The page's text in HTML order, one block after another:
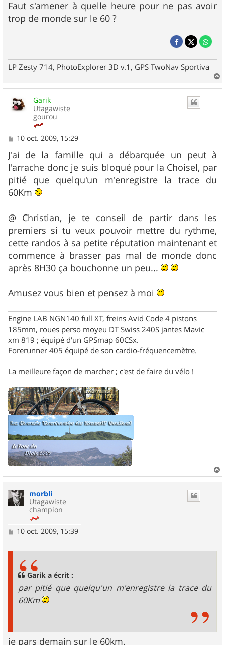
Faut s'amener à quelle heure pour ne pas avoir
trop de monde sur le 60 ?
LP Zesty 714, PhotoExplorer 3D v.1, GPS TwoNav Sportiva
a
u
Garik
Utagawiste
gourou
M
s
s
a
g
e
10 oct. 2009, 15:29
J'ai de la famille qui a débarquée un peut à
l'arrache donc je suis bloqué pour la Choisel, par
pitié que quelqu'un m'enregistre la trace du
60Km
@ Christian, je te conseil de partir dans les
premiers si tu veux pouvoir mettre du rythme,
cette randos à sa petite réputation maintenant et
commence à brasser pas mal de monde donc
après 8H30 ça bouchonne un peu...
Amusez vous bien et pensez à moi
Engine LAB NGN140 full XT, freins Avid Code 4 pistons
185mm, roues perso moyeu DT Swiss 240S jantes Mavic
xm 819 ; équipé d'un GPSmap 60CSx.
Forerunner 405 équipé de son cardio-fréquencemètre.
La meilleure façon de marcher ; c'est de faire du vélo !
a
morbli
Utagawiste
champion
M10 oct. 2009, 15:39
Garik a écrit :
par pitié que quelqu'un m'enregistre la trace du
60Km
je pars demain sur le 60km.